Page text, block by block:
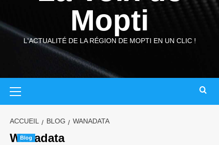
Mopti
L'ACTUALITÉ DE LA RÉGION DE MOPTI EN UN CLIC !
ACCUEIL BLOG WANADATA
Wanadata
Blog